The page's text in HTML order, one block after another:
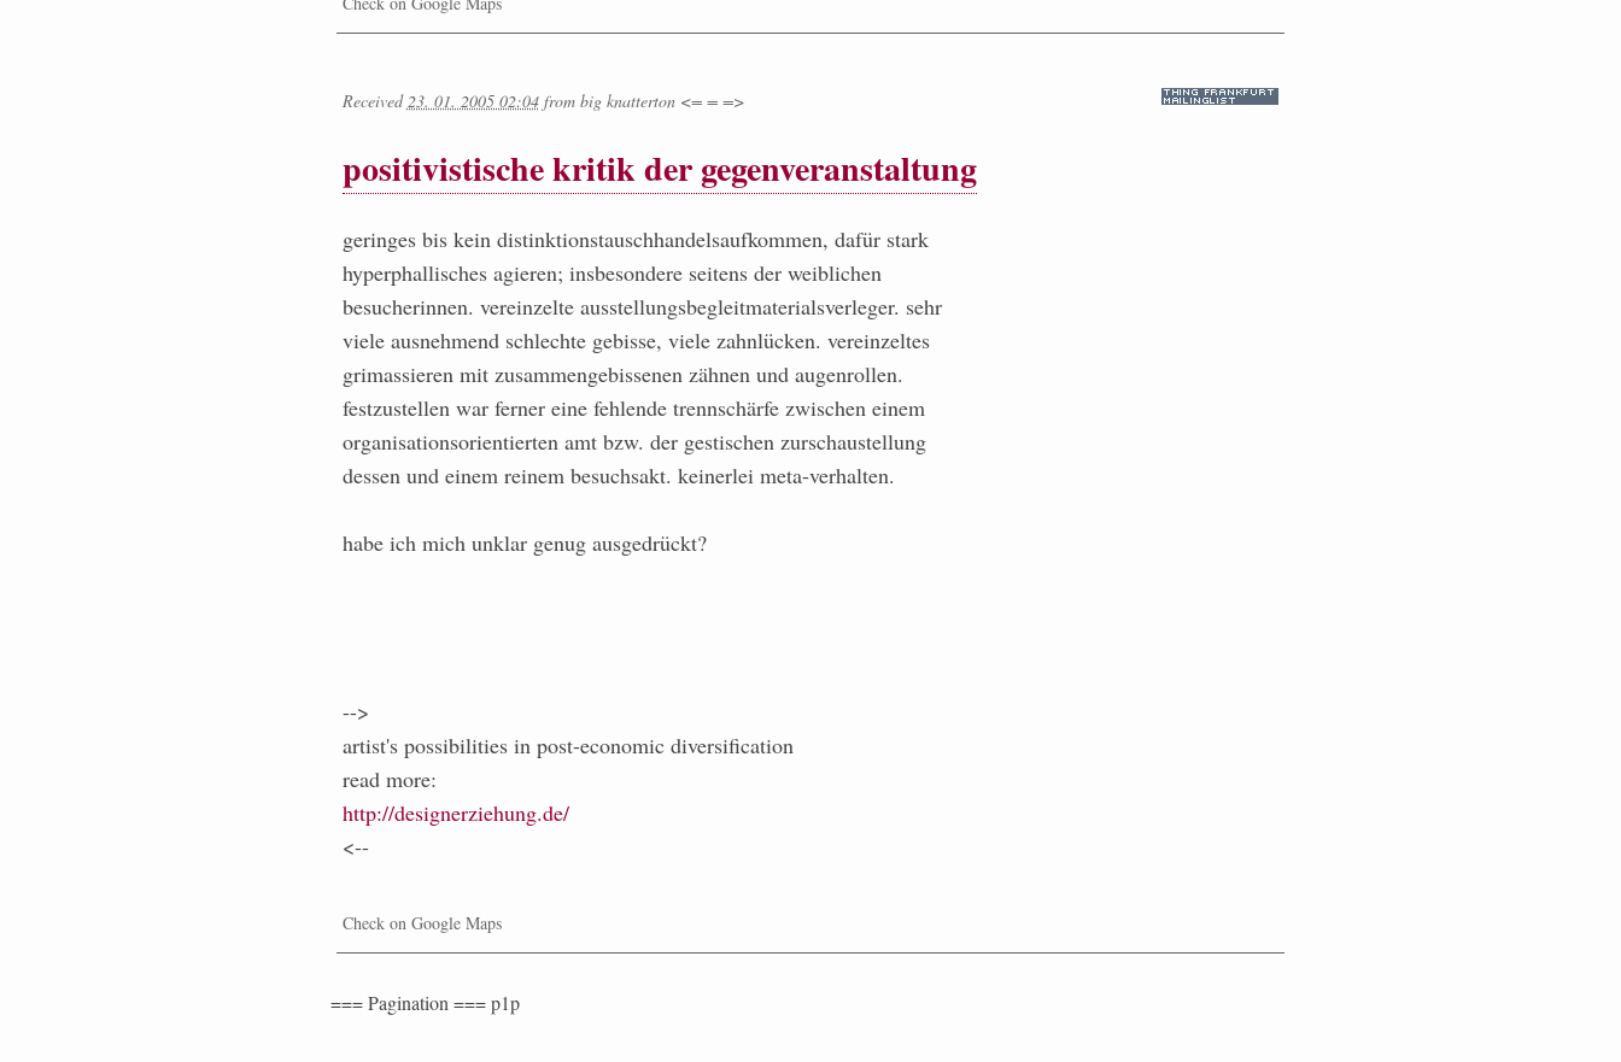
Received23. 01. 2005 02:04from big knatterton <= = =>
positivistische kritik der gegenveranstaltung
geringes bis kein distinktionstauschhandelsaufkommen, dafür stark
hyperphallisches agieren; insbesondere seitens der weiblichen
besucherinnen. vereinzelte ausstellungsbegleitmaterialsverleger. sehr
viele ausnehmend schlechte gebisse, viele zahnlücken. vereinzeltes
grimassieren mit zusammengebissenen zähnen und augenrollen.
festzustellen war ferner eine fehlende trennschärfe zwischen einem
organisationsorientierten amt bzw. der gestischen zurschaustellung
dessen und einem reinem besuchsakt. keinerlei meta-verhalten.
habe ich mich unklar genug ausgedrückt?
-->
artist's possibilities in post-economic diversification
read more:
http://designerziehung.de/
<--
Check on Google Maps
=== Pagination === p1p